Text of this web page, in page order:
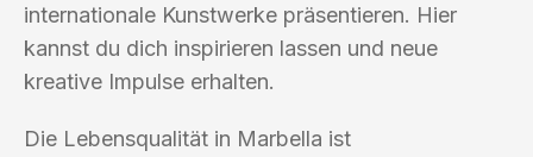
internationale Kunstwerke präsentieren. Hier
kannst du dich inspirieren lassen und neue
kreative Impulse erhalten.
Die Lebensqualität in Marbella ist